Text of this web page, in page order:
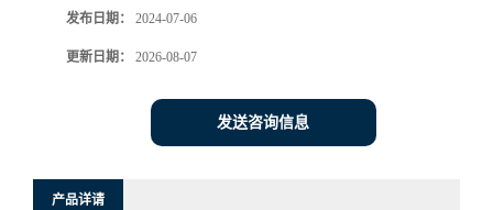
发布日期： 2024-07-06
更新日期： 2026-08-07
发送咨询信息
产品详请